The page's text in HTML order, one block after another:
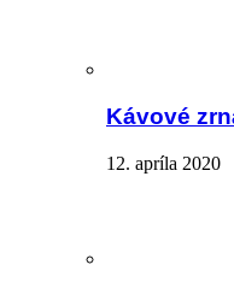
Kávové
12. apríla 2020